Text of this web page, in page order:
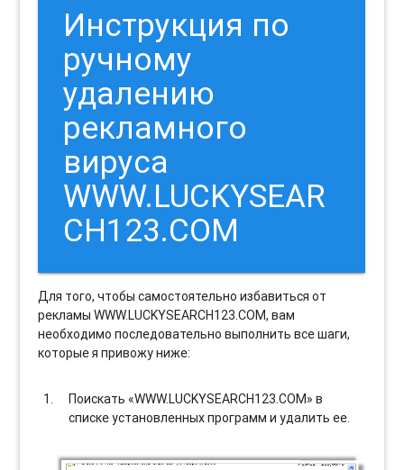
Инструкция по
ручному
удалению
рекламного
вируса
WWW.LUCKYSEAR
CH123.COM
Для того, чтобы самостоятельно избавиться от
рекламы WWW.LUCKYSEARCH123.COM, вам
необходимо последовательно выполнить все шаги,
которые я привожу ниже:
Поискать «WWW.LUCKYSEARCH123.COM» в
списке установленных программ и удалить ее.